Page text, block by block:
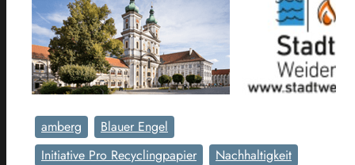
amberg
Blauer Engel
Initiative Pro Recyclingpapier
Nachhaltigkeit